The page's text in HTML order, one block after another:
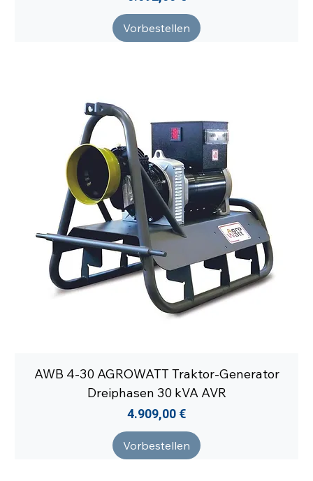
Vorbestellen
AWB 4-30 AGROWATT Traktor-Generator
Dreiphasen 30 kVA AVR
Preis
4.909,00 €
Vorbestellen